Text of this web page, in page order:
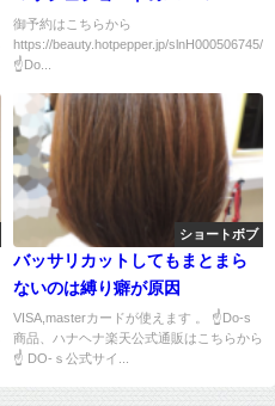
御予約はこちらから
https://beauty.hotpepper.jp/slnH000506745/
☝Do...
ショートボブ
バッサリカットしてもまとまら
ないのは縛り癖が原因
VISA,masterカードが使えます 。 ☝Do-s
商品、ハナヘナ楽天公式通販はこちらから
☝ DO-ｓ公式サイ...